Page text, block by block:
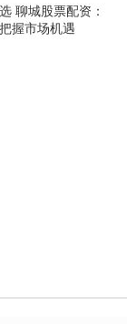
聊城股票配资：
握市场机遇